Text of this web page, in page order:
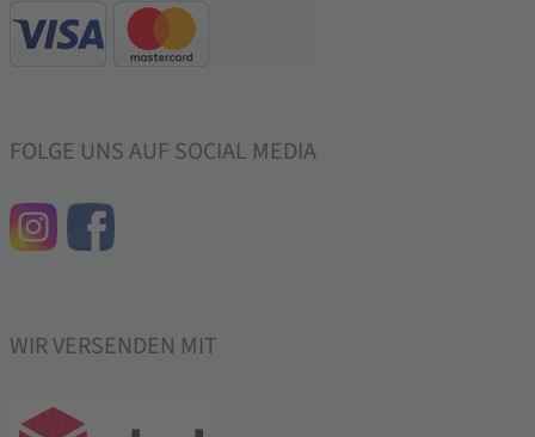
FOLGE UNS AUF SOCIAL MEDIA
WIR VERSENDEN MIT